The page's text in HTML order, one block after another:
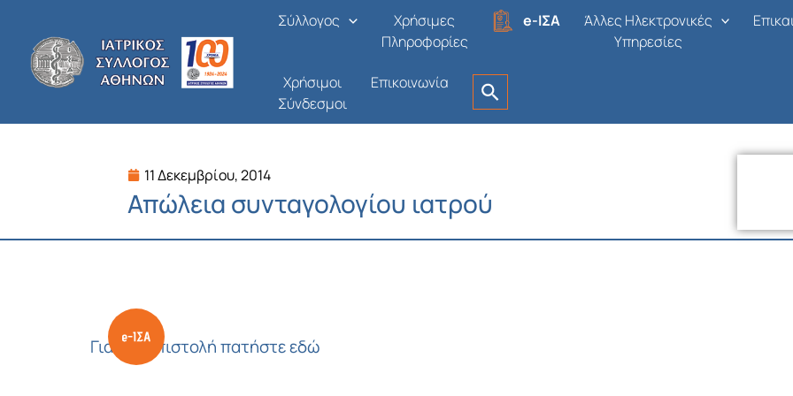
περιεχόμενο
Σύλλογος
Χρήσιμες
Πληροφορίες
e-ΙΣΑ
Άλλες Ηλεκτρονικές
Υπηρεσίες
Χρήσιμοι
Σύνδεσμοι
Επικοινωνία
11 Δεκεμβρίου, 2014
Απώλεια συνταγολογίου ιατρού
Για την επιστολή πατήστε εδώ